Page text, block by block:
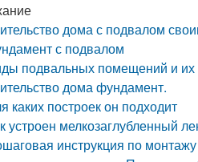
дома с подвалом
с подвалом
подвальных помещений и их
дома фундамент.
каких построек он подходит
устроен мелкозаглубленный
инструкция по